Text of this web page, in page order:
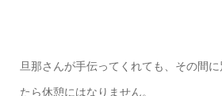
旦那さんが手伝ってくれても、その間
たら休憩にはなりません。